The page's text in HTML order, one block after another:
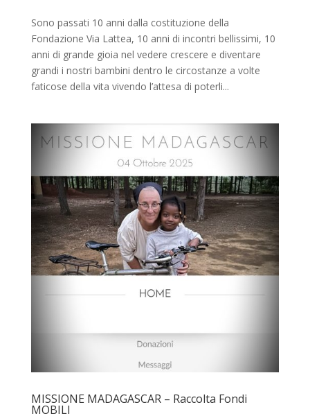
Sono passati 10 anni dalla costituzione della
Fondazione Via Lattea, 10 anni di incontri bellissimi, 10
anni di grande gioia nel vedere crescere e diventare
grandi i nostri bambini dentro le circostanze a volte
faticose della vita vivendo l’attesa di poterli...
MISSIONE MADAGASCAR – Raccolta Fondi
MOBILI